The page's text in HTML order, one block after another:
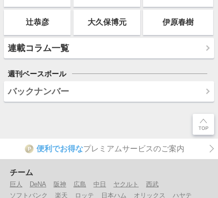
辻恭彦 大久保博元 伊原春樹
連載コラム一覧
週刊ベースボール
バックナンバー
P 便利でお得なプレミアムサービスのご案内
チーム
巨人 DeNA 阪神 広島 中日 ヤクルト
西武
ソフトバンク
楽天 ロッテ 日本ハム オリックス ハヤテ